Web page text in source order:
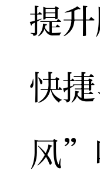
提
快
风”